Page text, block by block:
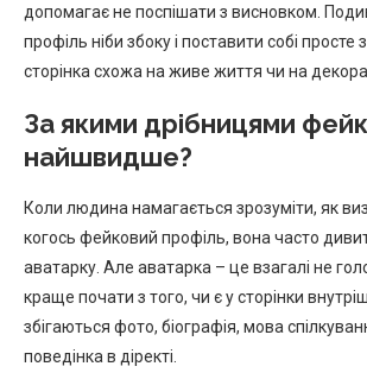
допомагає не поспішати з висновком.
профіль ніби збоку і поставити собі просте
сторінка схожа на живе життя чи на
За якими дрібницями
найшвидше?
Коли людина намагається зрозуміти, як
когось фейковий профіль, вона часто
аватарку. Але аватарка – це взагалі не
краще почати з того, чи є у сторінки
збігаються фото, біографія, мова
поведінка в діректі.